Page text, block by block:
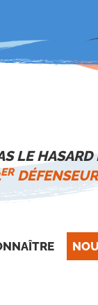
LE
ER